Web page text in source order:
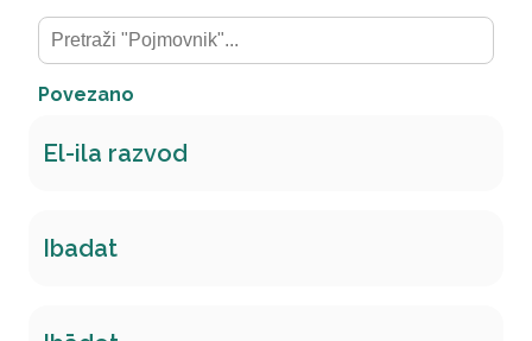
Povezano
El-ila razvod
Ibadat